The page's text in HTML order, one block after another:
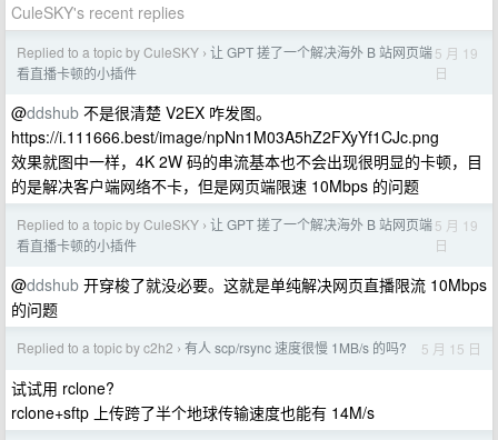
CuleSKY's recent replies
Replied to a topic by CuleSKY › 让 GPT 搓了一个解决海外 B 站网页端
看直播卡顿的小插件
5 月 19
日
@ddshub 不是很清楚 V2EX 咋发图。
https://i.111666.best/image/npNn1M03A5hZ2FXyYf1CJc.png
效果就图中一样，4K 2W 码的串流基本也不会出现很明显的卡顿，目
的是解决客户端网络不卡，但是网页端限速 10Mbps 的问题
Replied to a topic by CuleSKY › 让 GPT 搓了一个解决海外 B 站网页端
看直播卡顿的小插件
5 月 19
日
@ddshub 开穿梭了就没必要。这就是单纯解决网页直播限流 10Mbps
的问题
Replied to a topic by c2h2 › 有人 scp/rsync 速度很慢 1MB/s 的吗? 5 月 15 日
试试用 rclone?
rclone+sftp 上传跨了半个地球传输速度也能有 14M/s